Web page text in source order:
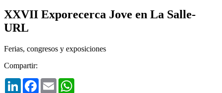
XXVII Exporecerca Jove en La Salle-
URL
Ferias, congresos y exposiciones
Compartir:
LinkedInFacebook
Email